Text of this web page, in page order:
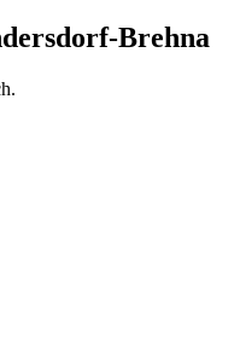
Brehna